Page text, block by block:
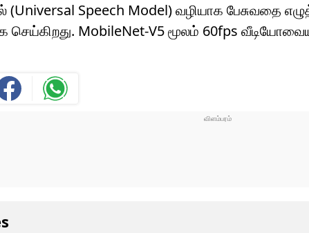
(Universal Speech Model) வழியாக பேசுவதை
MobileNet-V5 மூலம் 60fps